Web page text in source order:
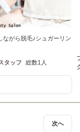
がら脱毛♪シュガーリン
タッフ 総数1人
次へ